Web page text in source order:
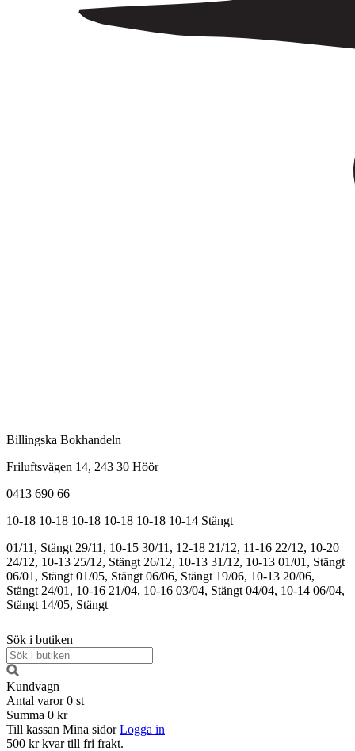
Billingska Bokhandeln
Friluftsvägen 14, 243 30 Höör
0413 690 66
10-18 10-18 10-18 10-18 10-18 10-14 Stängt
01/11, Stängt 29/11, 10-15 30/11, 12-18 21/12, 11-16 22/12, 10-20
24/12, 10-13 25/12, Stängt 26/12, 10-13 31/12, 10-13 01/01, Stängt
06/01, Stängt 01/05, Stängt 06/06, Stängt 19/06, 10-13 20/06,
Stängt 24/01, 10-16 21/04, 10-16 03/04, Stängt 04/04, 10-14 06/04,
Stängt 14/05, Stängt
Sök i butiken
Kundvagn
Antal varor 0 st
Summa 0 kr
Till kassan Mina sidor Logga in
500 kr kvar till fri frakt.